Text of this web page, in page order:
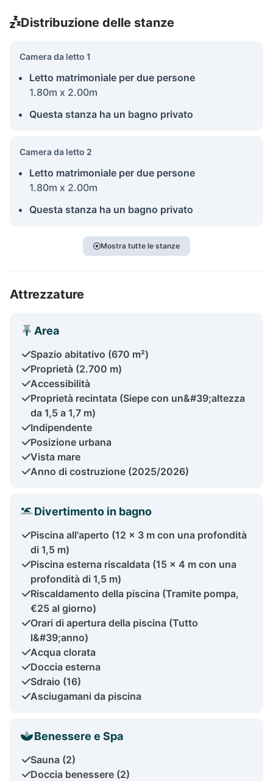
Distribuzione delle stanze
Camera da letto 1
Letto matrimoniale per due persone
1.80m x 2.00m
Questa stanza ha un bagno privato
Camera da letto 2
Letto matrimoniale per due persone
1.80m x 2.00m
Questa stanza ha un bagno privato
Mostra tutte le stanze
Attrezzature
Area
Spazio abitativo (670 m²)
Proprietà (2.700 m)
Accessibilità
Proprietà recintata (Siepe con un&#39;altezza
da 1,5 a 1,7 m)
Indipendente
Posizione urbana
Vista mare
Anno di costruzione (2025/2026)
Divertimento in bagno
Piscina all'aperto (12 × 3 m con una profondità
di 1,5 m)
Piscina esterna riscaldata (15 × 4 m con una
profondità di 1,5 m)
Riscaldamento della piscina (Tramite pompa,
€25 al giorno)
Orari di apertura della piscina (Tutto
l&#39;anno)
Acqua clorata
Doccia esterna
Sdraio (16)
Asciugamani da piscina
Benessere e Spa
Sauna (2)
Doccia benessere (2)